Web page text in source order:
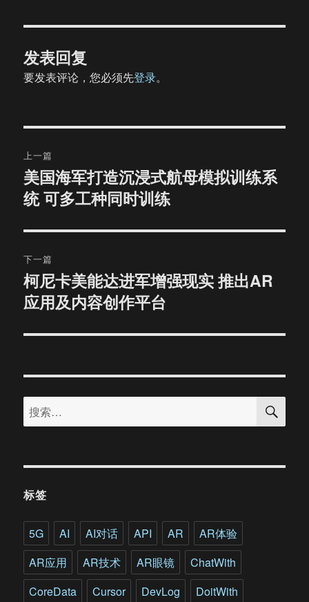
发表回复
要发表评论，您必须先登录。
章
导
航
上一篇
上
篇
章：
美国海军打造沉浸式航母模拟训练系
统 可多工种同时训练
下一篇
下
篇
章：
柯尼卡美能达进军增强现实 推出AR
应用及内容创作平台
搜
索：
搜
标签
5G AI AI对话 API AR
AR体验
AR应用
AR技术 AR眼镜
ChatWith
CoreData
Cursor DevLog
DoitWith